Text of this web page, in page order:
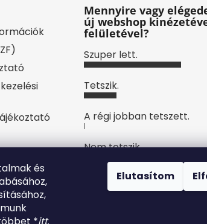
és
Elutasítom
Mennyire vagy
új webshop
felületével?
Szuper lett.
Tetszik.
A régi jobban tetszett.
Nem tetszik.
Szavazatok száma: